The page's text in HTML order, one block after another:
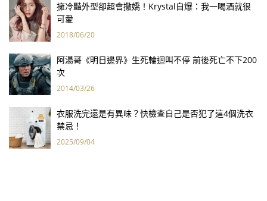
擁冷豔外型卻超會撒嬌！Krystal自爆：我一喝酒就很
可愛
2018/06/20
阿湯哥《明日邊界》生死輪迴叫不停 前後死亡不下200
次
2014/03/26
衣服洗完還是有異味？快檢查自己是否犯了這4個洗衣
禁忌！
2025/09/04